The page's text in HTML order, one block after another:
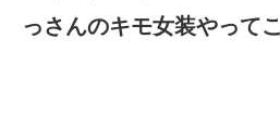
っさんのキモ女装やって